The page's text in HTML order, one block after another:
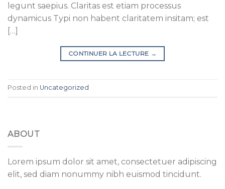
legunt saepius. Claritas est etiam processus
dynamicus Typi non habent claritatem insitam; est
[…]
CONTINUER LA LECTURE →
Posted in Uncategorized
ABOUT
Lorem ipsum dolor sit amet, consectetuer adipiscing
elit, sed diam nonummy nibh euismod tincidunt.